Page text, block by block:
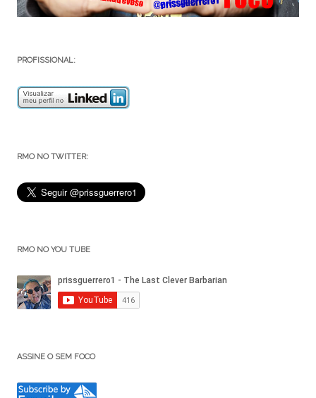
PROFISSIONAL:
RMO NO TWITTER:
RMO NO YOU TUBE
ASSINE O SEM FOCO